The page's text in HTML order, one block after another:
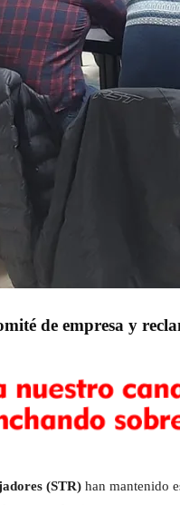
de empresa y
(STR) han mantenido